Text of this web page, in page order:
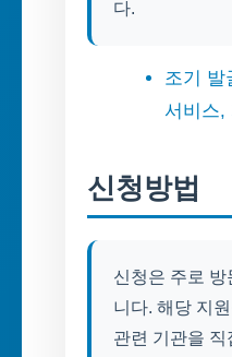
다.
조기 발
서비스,
신청방법
신청은 주로 방
니다. 해당 지
관련 기관을 직